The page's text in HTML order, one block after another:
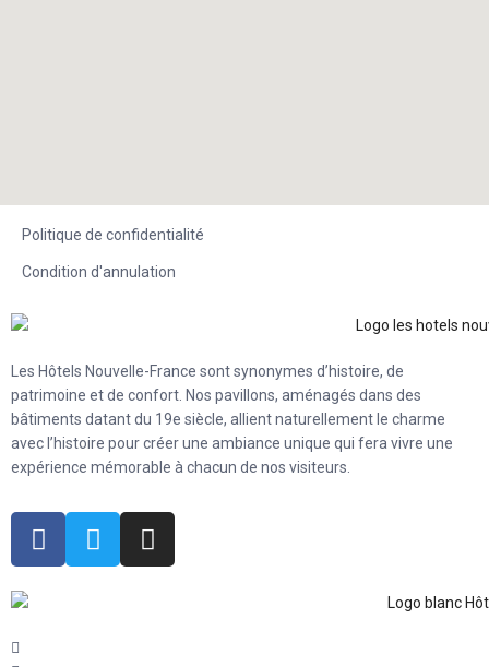
Politique de confidentialité
Condition d'annulation
Les Hôtels Nouvelle-France sont synonymes d’histoire, de
patrimoine et de confort. Nos pavillons, aménagés dans des
bâtiments datant du 19e siècle, allient naturellement le charme
avec l’histoire pour créer une ambiance unique qui fera vivre une
expérience mémorable à chacun de nos visiteurs.